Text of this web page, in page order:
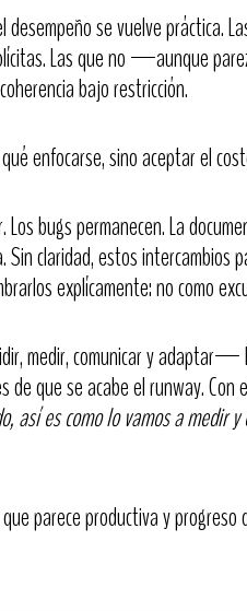
se vuelve práctica.
Las que no —aunque
bajo restricción.
enfocarse, sino aceptar el
bugs permanecen. La
claridad, estos intercambios
explícamente: no como
medir, comunicar y adaptar—
que se acabe el runway. Con
así es como lo vamos a medir
parece productiva y